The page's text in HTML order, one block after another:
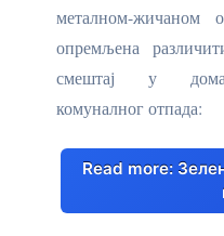
металном-жичаном
опремљена
смештај у
комуналног отпада:
Read more: